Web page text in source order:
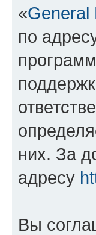
«General
по
них. За
адресу
Вы